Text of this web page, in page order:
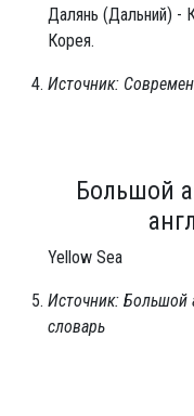
Далянь (Дальний) -
Корея.
Источник:
Большой
Yellow Sea
Источник: Большой
словарь